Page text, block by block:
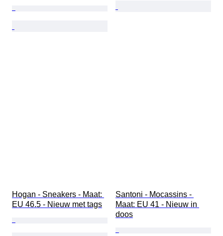
Hogan - Sneakers - Maat:
EU 46.5 - Nieuw met tags
Santoni - Mocassins -
Maat: EU 41 - Nieuw in
doos